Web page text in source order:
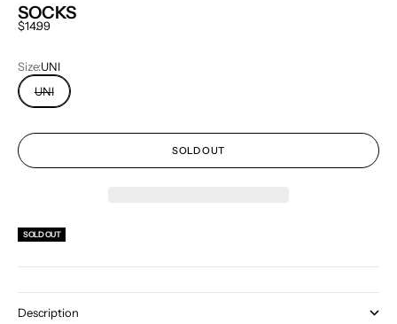
SOCKS
Sale price
$14.99
Size:UNI
UNI
SOLD OUT
SOLD OUT
Description